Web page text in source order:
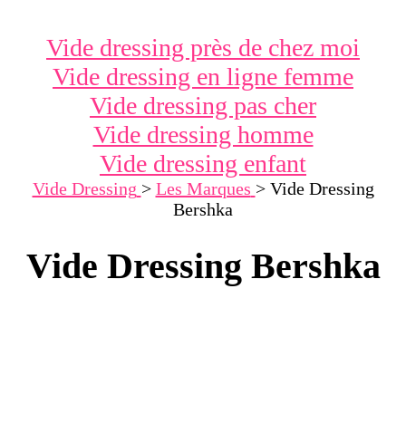
Vide dressing près de chez moi
Vide dressing en ligne femme
Vide dressing pas cher
Vide dressing homme
Vide dressing enfant
Vide Dressing > Les Marques > Vide Dressing
Bershka
Vide Dressing Bershka